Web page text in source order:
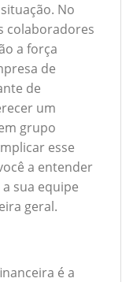
No
colaboradores
a força
de
de
um
grupo
esse
a entender
sua equipe
geral.
é a